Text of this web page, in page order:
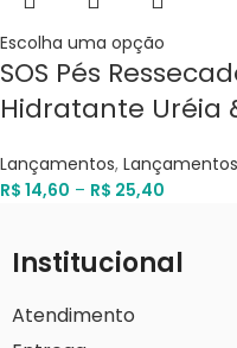
Escolha uma opção
SOS Pés
Hidratante Uréia
Lançamentos, Lançamentos
R$ 14,60 – R$ 25,40
Institucional
Atendimento